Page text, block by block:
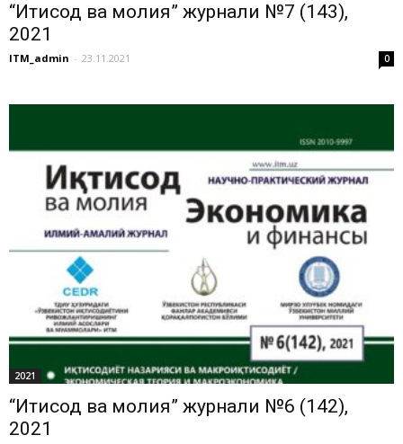
“Иқтисод ва молия” журнали №7 (143),
2021
ITM_admin - 23.11.2021 0
2021
“Иқтисод ва молия” журнали №6 (142),
2021